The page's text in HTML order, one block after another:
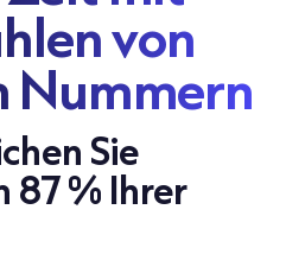
von
Nummern
Sie
87 % Ihrer